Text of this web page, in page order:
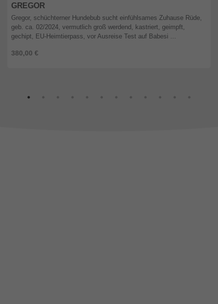
GREGOR
380,00 €
Gregor, schüchterner Hundebub sucht einfühlsames Zuhause Rüde,
geb. ca. 02/2024, vermutlich groß werdend, kastriert, geimpft,
gechipt, EU-Heimtierpass, vor Ausreise Test auf Babesi ...